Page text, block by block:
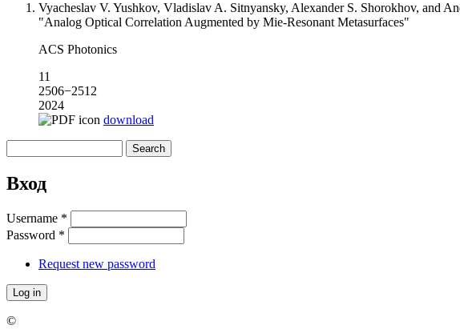
Vyacheslav V. Yushkov, Vladislav A. Sitnyansky, Alexander S. Shorokhov, and
"Analog Optical Correlation Augmented by Mie-Resonant Metasurfaces"
ACS Photonics
11
2506−2512
2024
download
Вход
Username *
Password *
Request new password
©